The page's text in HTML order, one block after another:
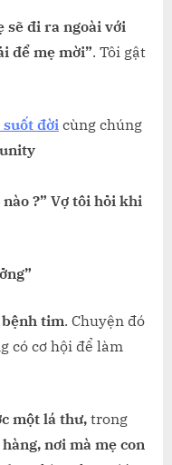
sẽ đi ra ngoài với
để mẹ mời”. Tôi gật
suốt đời cùng chúng
?” Vợ tôi hỏi khi
tim. Chuyện đó
có cơ hội để làm
một lá thư,trong
nơi mà mẹ con